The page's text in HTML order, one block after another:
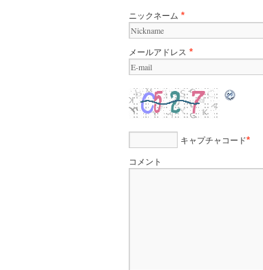
ニックネーム *
メールアドレス *
キャプチャコード*
コメント